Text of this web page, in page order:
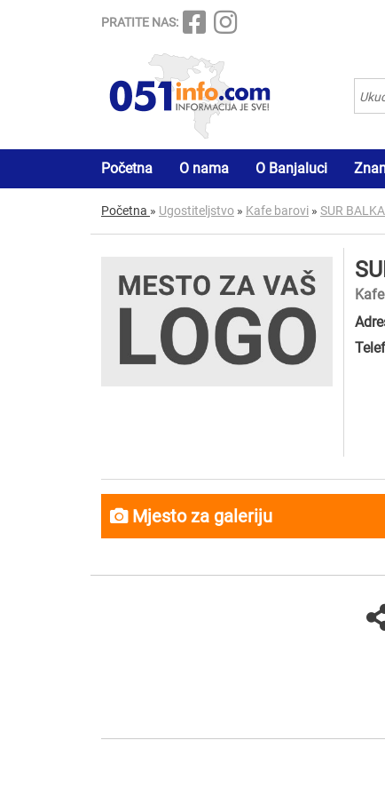
PRATITE NAS:
Početna O nama O Banjaluci
Početna » Ugostiteljstvo » Kafe barovi » SUR
Mjesto za galeriju